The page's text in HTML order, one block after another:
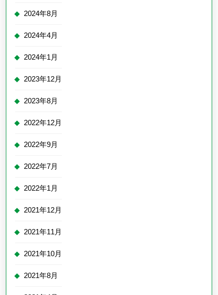
2024年8月
2024年4月
2024年1月
2023年12月
2023年8月
2022年12月
2022年9月
2022年7月
2022年1月
2021年12月
2021年11月
2021年10月
2021年8月